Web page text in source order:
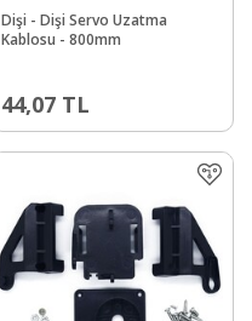
Dişi - Dişi Servo Uzatma
Kablosu - 800mm
44,07 TL